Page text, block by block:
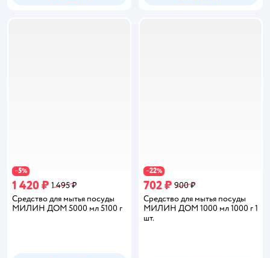
−5%
1 420 ₽ 1 495 ₽
Средство для мытья посуды
МИЛИН ДОМ 5000 мл 5100 г
−22%
702 ₽ 900 ₽
Средство для мытья посуды
МИЛИН ДОМ 1000 мл 1000 г 1
шт.